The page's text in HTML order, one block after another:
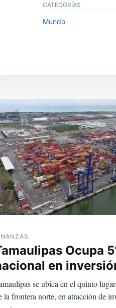
CATEGORÍAS
Mundo
Ocupa
en
se ubica en el quinto
la frontera norte, en atracción de